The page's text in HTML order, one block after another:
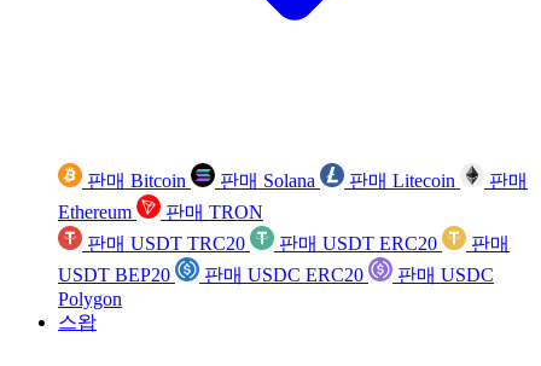
판매 Bitcoin 판매 Solana 판매 Litecoin
판매
Ethereum
판매 TRON
판매 USDT TRC20
판매 USDT ERC20
판매
USDT BEP20
판매 USDC ERC20
판매 USDC
Polygon
스왑